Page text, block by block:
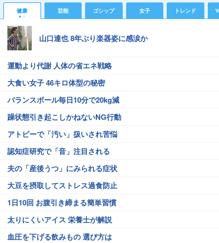
健康 芸能 ゴシップ 女子 トレンド
山口達也 8年ぶり楽器姿に感涙か
運動より代謝 人体の省エネ戦略
大食い女子 46キロ体型の秘密
バランスボール毎日10分で20kg減
躁状態引き起こしかねないNG行動
アトピーで「汚い」扱いされ苦悩
認知症研究で「音」注目される
夫の「産後うつ」にみられる症状
大豆を摂取してストレス過食防止
1日10回 お腹引き締まる簡単習慣
太りにくいアイス 栄養士が解説
血圧を下げる飲みもの 選び方は